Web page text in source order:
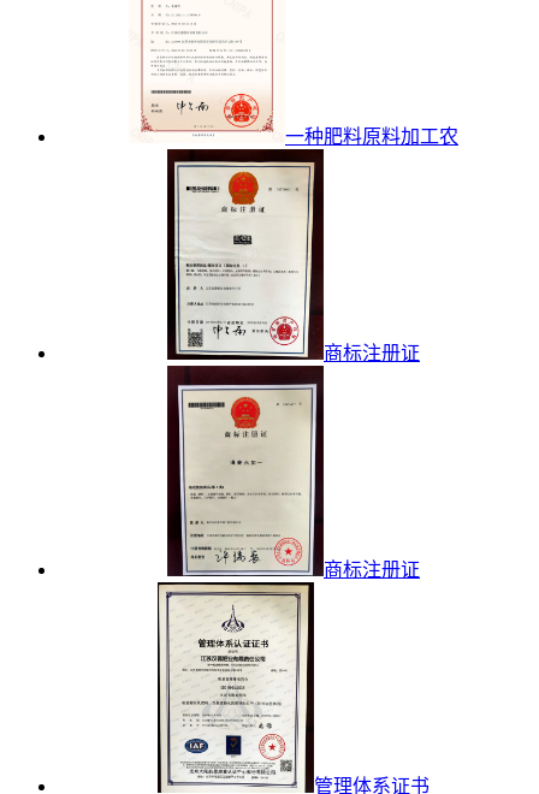
一种肥料原料加工农
商标注册证
商标注册证
管理体系证书